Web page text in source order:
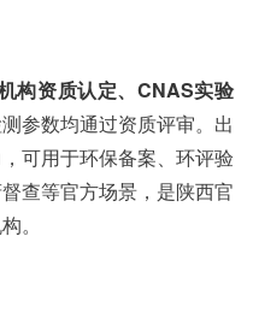
构资质认定、CNAS实验
参数均通过资质评审。出
可用于环保备案、环评验
查等官方场景，是陕西官
。